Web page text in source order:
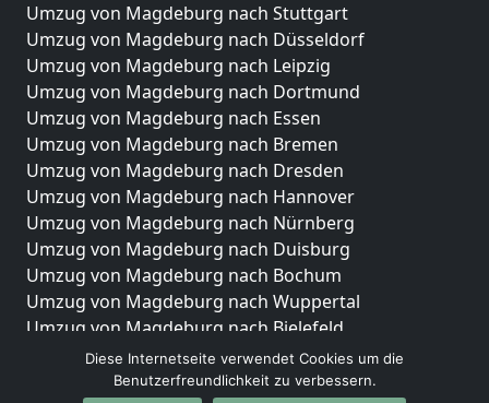
Umzug von Magdeburg nach Stuttgart
Umzug von Magdeburg nach Düsseldorf
Umzug von Magdeburg nach Leipzig
Umzug von Magdeburg nach Dortmund
Umzug von Magdeburg nach Essen
Umzug von Magdeburg nach Bremen
Umzug von Magdeburg nach Dresden
Umzug von Magdeburg nach Hannover
Umzug von Magdeburg nach Nürnberg
Umzug von Magdeburg nach Duisburg
Umzug von Magdeburg nach Bochum
Umzug von Magdeburg nach Wuppertal
Umzug von Magdeburg nach Bielefeld
Umzug von Magdeburg nach Bonn
Umzug von Magdeburg nach Münster
Diese Internetseite verwendet Cookies um die
Benutzerfreundlichkeit zu verbessern.